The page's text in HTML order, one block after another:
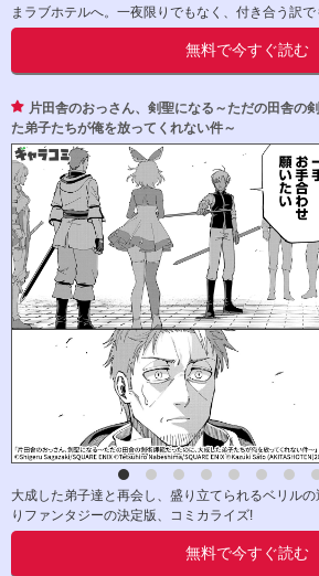
まラブホテルへ。一夜限りでもなく、付き合う訳
無料で今すぐ読む
片田舎のおっさん、剣聖になる～ただの田舎の
た弟子たちが俺を放ってくれない件～
大成した弟子達と再会し、盛り立てられるベリル
りファンタジーの決定版、コミカライズ!
無料で今すぐ読む